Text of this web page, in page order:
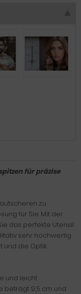
für präzise
zu
für Sie. Mit der
das perfekte Utensil
sehr hochwertig
und die Optik
und leicht
beträgt 9,5 cm und